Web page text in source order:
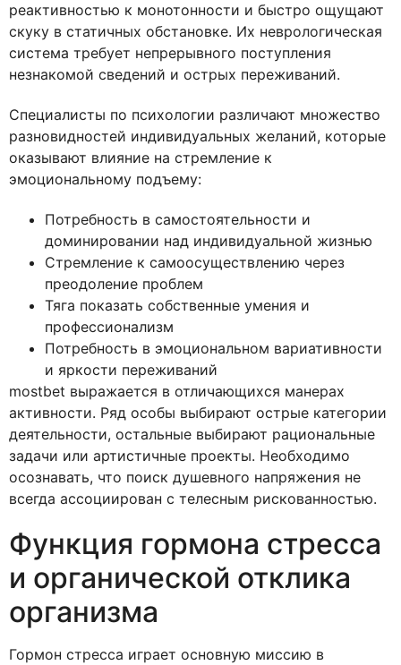
реактивностью к монотонности и быстро ощущают
скуку в статичных обстановке. Их неврологическая
система требует непрерывного поступления
незнакомой сведений и острых переживаний.
Специалисты по психологии различают множество
разновидностей индивидуальных желаний, которые
оказывают влияние на стремление к
эмоциональному подъему:
Потребность в самостоятельности и
доминировании над индивидуальной жизнью
Стремление к самоосуществлению через
преодоление проблем
Тяга показать собственные умения и
профессионализм
Потребность в эмоциональном вариативности
и яркости переживаний
mostbet выражается в отличающихся манерах
активности. Ряд особы выбирают острые категории
деятельности, остальные выбирают рациональные
задачи или артистичные проекты. Необходимо
осознавать, что поиск душевного напряжения не
всегда ассоциирован с телесным рискованностью.
Функция гормона стресса
и органической отклика
организма
Гормон стресса играет основную миссию в